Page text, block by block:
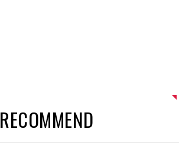
RECOMMEND